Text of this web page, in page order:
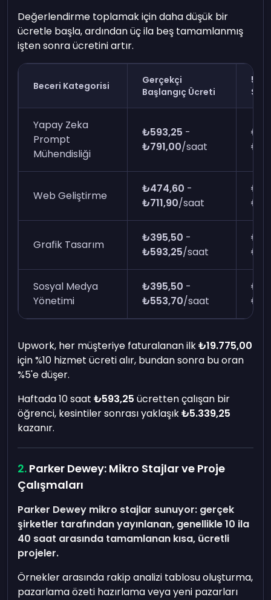
Değerlendirme toplamak için daha düşük bir
ücretle başla, ardından üç ila beş tamamlanmış
işten sonra ücretini artır.
Beceri Kategorisi
Gerçekçi
Başlangıç Ücreti
5
Yapay Zeka
Prompt
Mühendisliği
₺593,25 -
₺791,00/saat
Web Geliştirme
₺474,60 -
₺711,90/saat
Grafik Tasarım
₺395,50 -
₺593,25/saat
Sosyal Medya
Yönetimi
₺395,50 -
₺553,70/saat
Upwork, her müşteriye faturalanan ilk₺19.775,00
için %10 hizmet ücreti alır, bundan sonra bu oran
%5'e düşer.
Haftada 10 saat₺593,25 ücretten çalışan bir
öğrenci, kesintiler sonrası yaklaşık₺5.339,25
kazanır.
Parker Dewey: Mikro Stajlar ve Proje
Çalışmaları
Parker Dewey mikro stajlar sunuyor: gerçek
şirketler tarafından yayınlanan, genellikle 10 ila
40 saat arasında tamamlanan kısa, ücretli
projeler.
Örnekler arasında rakip analizi tablosu oluşturma,
pazarlama özeti hazırlama veya yeni pazarları